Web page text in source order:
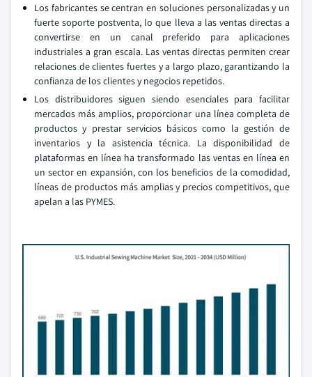
Los fabricantes se centran en soluciones personalizadas y un
fuerte soporte postventa, lo que lleva a las ventas directas a
convertirse en un canal preferido para aplicaciones
industriales a gran escala. Las ventas directas permiten crear
relaciones de clientes fuertes y a largo plazo, garantizando la
confianza de los clientes y negocios repetidos.
Los distribuidores siguen siendo esenciales para facilitar
mercados más amplios, proporcionar una línea completa de
productos y prestar servicios básicos como la gestión de
inventarios y la asistencia técnica. La disponibilidad de
plataformas en línea ha transformado las ventas en línea en
un sector en expansión, con los beneficios de la comodidad,
líneas de productos más amplias y precios competitivos, que
apelan a las PYMES.